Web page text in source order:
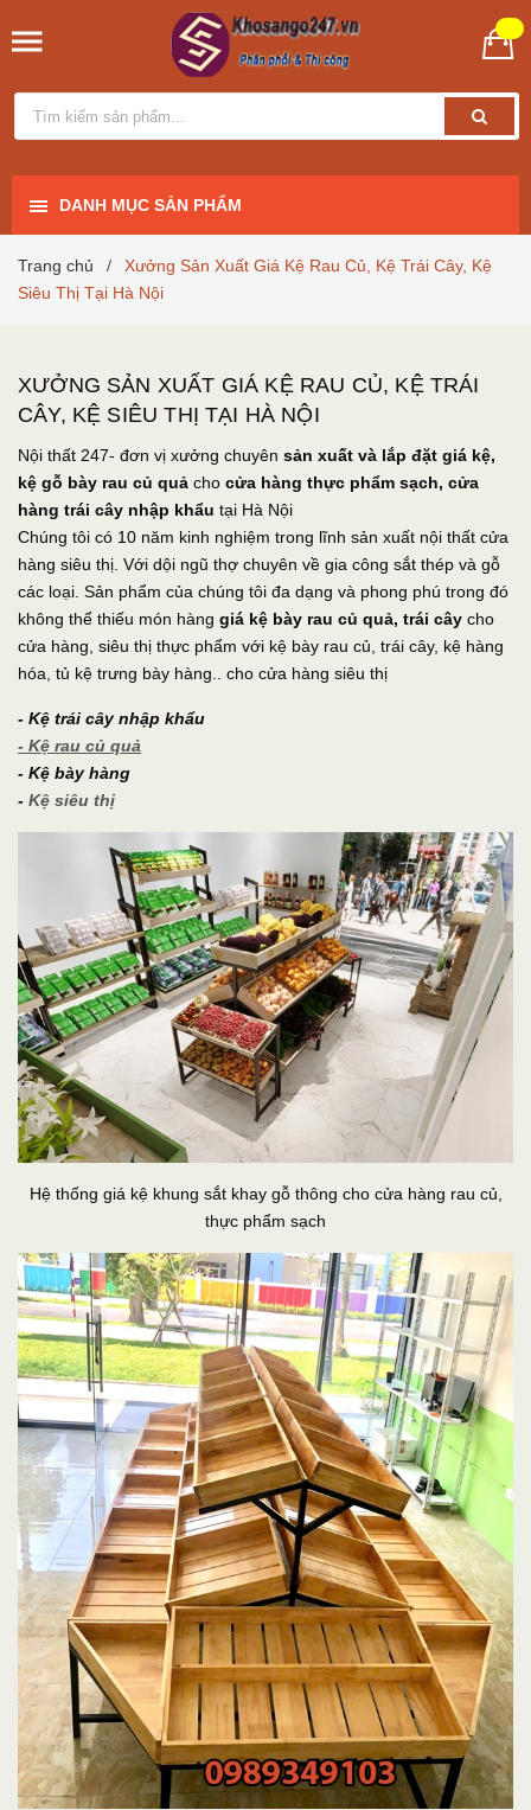
DANH MỤC SẢN PHẨM
Trang chủ /
Xưởng Sản Xuất Giá Kệ Rau Củ, Kệ Trái Cây, Kệ
Siêu Thị Tại Hà Nội
XƯỞNG SẢN XUẤT GIÁ KỆ RAU CỦ, KỆ TRÁI
CÂY, KỆ SIÊU THỊ TẠI HÀ NỘI
Nội thất 247- đơn vị xưởng chuyên sản xuất và lắp đặt giá kệ,
kệ gỗ bày rau củ quả cho cửa hàng thực phẩm sạch, cửa
hàng trái cây nhập khẩu tại Hà Nội
Chúng tôi có 10 năm kinh nghiệm trong lĩnh sản xuất nội thất cửa
hàng siêu thị. Với dội ngũ thợ chuyên về gia công sắt thép và gỗ
các loại. Sản phẩm của chúng tôi đa dạng và phong phú trong đó
không thể thiếu món hàng giá kệ bày rau củ quả, trái cây cho
cửa hàng, siêu thị thực phẩm với kệ bày rau củ, trái cây, kệ hàng
hóa, tủ kệ trưng bày hàng.. cho cửa hàng siêu thị
- Kệ trái cây nhập khẩu
- Kệ rau củ quả
- Kệ bày hàng
- Kệ siêu thị
Hệ thống giá kệ khung sắt khay gỗ thông cho cửa hàng rau củ,
thực phẩm sạch